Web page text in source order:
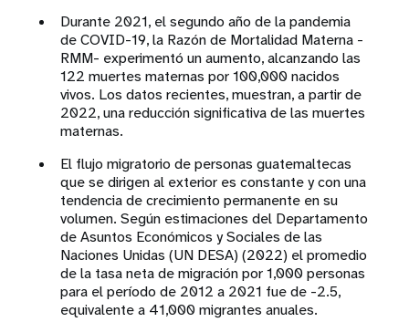
Durante 2021, el segundo año de la pandemia
de COVID-19, la Razón de Mortalidad Materna -
RMM- experimentó un aumento, alcanzando las
122 muertes maternas por 100,000 nacidos
vivos. Los datos recientes, muestran, a partir de
2022, una reducción significativa de las muertes
maternas.
El flujo migratorio de personas guatemaltecas
que se dirigen al exterior es constante y con una
tendencia de crecimiento permanente en su
volumen. Según estimaciones del Departamento
de Asuntos Económicos y Sociales de las
Naciones Unidas (UN DESA) (2022) el promedio
de la tasa neta de migración por 1,000 personas
para el período de 2012 a 2021 fue de -2.5,
equivalente a 41,000 migrantes anuales.